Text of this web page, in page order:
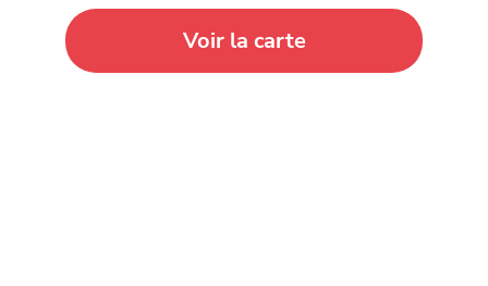
Voir la carte